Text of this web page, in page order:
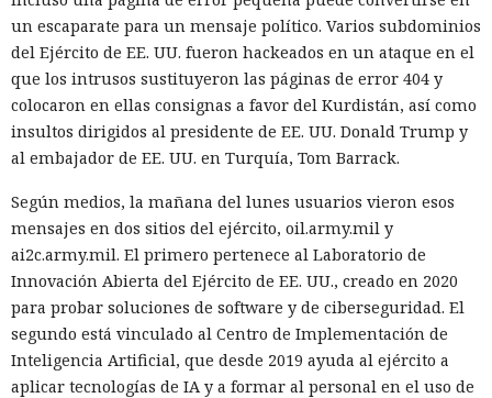
un escaparate para un mensaje político. Varios subdominios
del Ejército de EE. UU. fueron hackeados en un ataque en el
que los intrusos sustituyeron las páginas de error 404 y
colocaron en ellas consignas a favor del Kurdistán, así como
insultos dirigidos al presidente de EE. UU. Donald Trump y
al embajador de EE. UU. en Turquía, Tom Barrack.
Según medios, la mañana del lunes usuarios vieron esos
mensajes en dos sitios del ejército, oil.army.mil y
ai2c.army.mil. El primero pertenece al Laboratorio de
Innovación Abierta del Ejército de EE. UU., creado en 2020
para probar soluciones de software y de ciberseguridad. El
segundo está vinculado al Centro de Implementación de
Inteligencia Artificial, que desde 2019 ayuda al ejército a
aplicar tecnologías de IA y a formar al personal en el uso de